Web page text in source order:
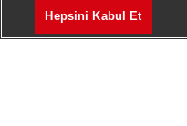
Hepsini Kabul Et